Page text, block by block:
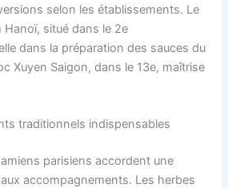
selon les établissements. Le
situé dans le 2e
dans la préparation des sauces du
Xuyen Saigon, dans le 13e, maîtrise
traditionnels indispensables
parisiens accordent une
accompagnements. Les herbes